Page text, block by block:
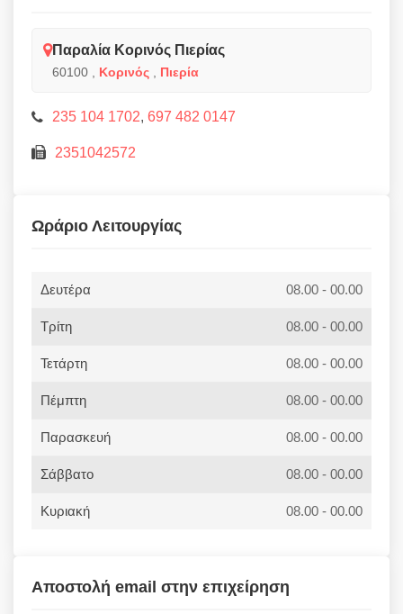
Παραλία Κορινός Πιερίας
60100 Κορινός Πιερία
235 104 1702, 697 482 0147
2351042572
Ωράριο Λειτουργίας
Δευτέρα 08.00 - 00.00
Τρίτη 08.00 - 00.00
Τετάρτη 08.00 - 00.00
Πέμπτη 08.00 - 00.00
Παρασκευή 08.00 - 00.00
Σάββατο 08.00 - 00.00
Κυριακή 08.00 - 00.00
Αποστολή email στην επιχείρηση